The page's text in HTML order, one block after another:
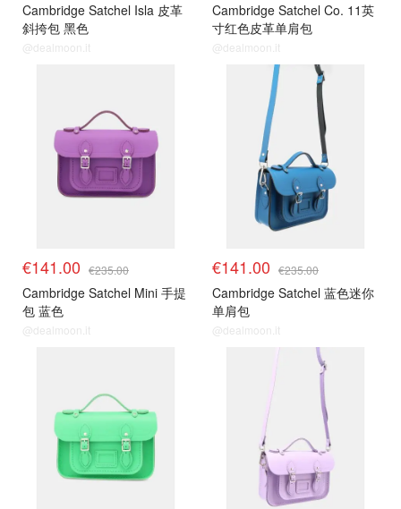
Cambridge Satchel Isla 皮革
斜挎包 黑色
@dealmoon.it
Cambridge Satchel Co. 11英
寸红色皮革单肩包
@dealmoon.it
€141.00 €235.00
Cambridge Satchel Mini 手提
包 蓝色
@dealmoon.it
€141.00 €235.00
Cambridge Satchel 蓝色迷你
单肩包
@dealmoon.it